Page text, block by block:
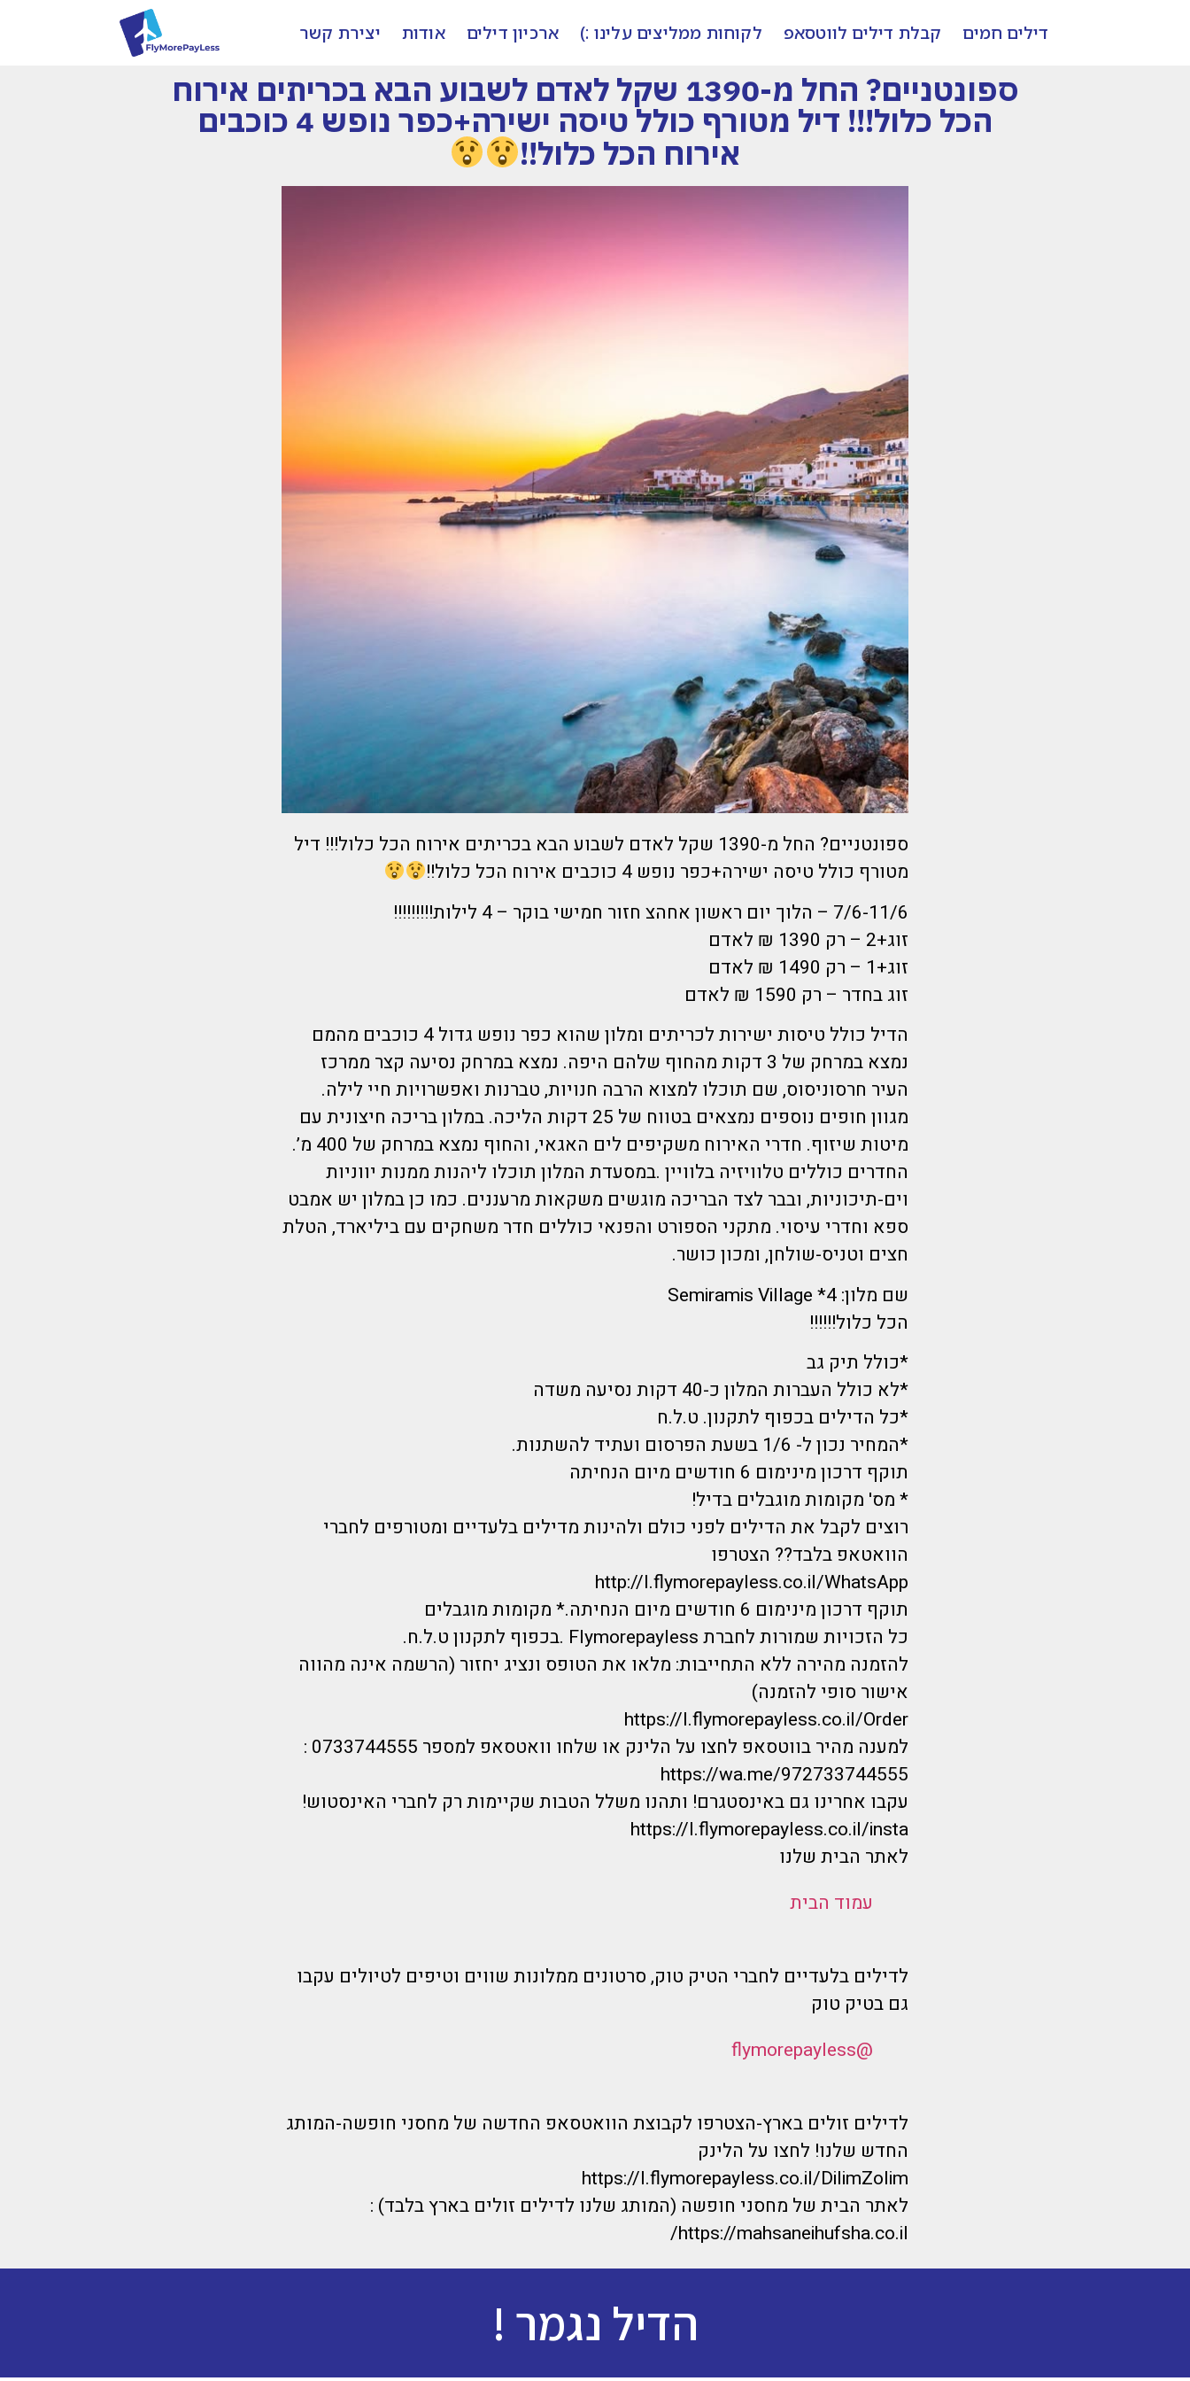
דילים חמים קבלת דילים לווטסאפ לקוחות ממליצים עלינו :) ארכיון דילים אודות יצירת קשר
ספונטניים? החל מ-1390 שקל לאדם לשבוע הבא בכריתים אירוח
הכל כלול!!! דיל מטורף כולל טיסה ישירה+כפר נופש 4 כוכבים
אירוח הכל כלול!!
ספונטניים? החל מ-1390 שקל לאדם לשבוע הבא בכריתים אירוח הכל כלול!!! דיל
מטורף כולל טיסה ישירה+כפר נופש 4 כוכבים אירוח הכל כלול!!
7/6-11/6 – הלוך יום ראשון אחהצ חזור חמישי בוקר – 4 לילות!!!!!!!!!
זוג+2 – רק 1390 ₪ לאדם
זוג+1 – רק 1490 ₪ לאדם
זוג בחדר – רק 1590 ₪ לאדם
הדיל כולל טיסות ישירות לכריתים ומלון שהוא כפר נופש גדול 4 כוכבים מהמם
נמצא במרחק של 3 דקות מהחוף שלהם היפה. נמצא במרחק נסיעה קצר ממרכז
העיר חרסוניסוס, שם תוכלו למצוא הרבה חנויות, טברנות ואפשרויות חיי לילה.
מגוון חופים נוספים נמצאים בטווח של 25 דקות הליכה. במלון בריכה חיצונית עם
מיטות שיזוף. חדרי האירוח משקיפים לים האגאי, והחוף נמצא במרחק של 400 מ’.
החדרים כוללים טלוויזיה בלוויין .במסעדת המלון תוכלו ליהנות ממנות יווניות
וים-תיכוניות, ובבר לצד הבריכה מוגשים משקאות מרעננים. כמו כן במלון יש אמבט
ספא וחדרי עיסוי. מתקני הספורט והפנאי כוללים חדר משחקים עם ביליארד, הטלת
חצים וטניס-שולחן, ומכון כושר.
שם מלון: 4* Semiramis Village
הכל כלול!!!!!!
*כולל תיק גב
*לא כולל העברות המלון כ-40 דקות נסיעה משדה
*כל הדילים בכפוף לתקנון. ט.ל.ח
*המחיר נכון ל- 1/6 בשעת הפרסום ועתיד להשתנות.
תוקף דרכון מינימום 6 חודשים מיום הנחיתה
* מס' מקומות מוגבלים בדיל!
רוצים לקבל את הדילים לפני כולם ולהינות מדילים בלעדיים ומטורפים לחברי
הוואטאפ בלבד?? הצטרפו
http://l.flymorepayless.co.il/WhatsApp
תוקף דרכון מינימום 6 חודשים מיום הנחיתה.* מקומות מוגבלים
כל הזכויות שמורות לחברת Flymorepayless .בכפוף לתקנון ט.ל.ח.
להזמנה מהירה ללא התחייבות: מלאו את הטופס ונציג יחזור (הרשמה אינה מהווה
אישור סופי להזמנה)
https://I.flymorepayless.co.il/Order
למענה מהיר בווטסאפ לחצו על הלינק או שלחו וואטסאפ למספר 0733744555 :
https://wa.me/972733744555
עקבו אחרינו גם באינסטגרם! ותהנו משלל הטבות שקיימות רק לחברי האינסטוש!
https://I.flymorepayless.co.il/insta
לאתר הבית שלנו
עמוד הבית
לדילים בלעדיים לחברי הטיק טוק, סרטונים ממלונות שווים וטיפים לטיולים עקבו
גם בטיק טוק
@flymorepayless
לדילים זולים בארץ-הצטרפו לקבוצת הוואטסאפ החדשה של מחסני חופשה-המותג
החדש שלנו! לחצו על הלינק
https://l.flymorepayless.co.il/DilimZolim
לאתר הבית של מחסני חופשה (המותג שלנו לדילים זולים בארץ בלבד) :
https://mahsaneihufsha.co.il/
הדיל נגמר !